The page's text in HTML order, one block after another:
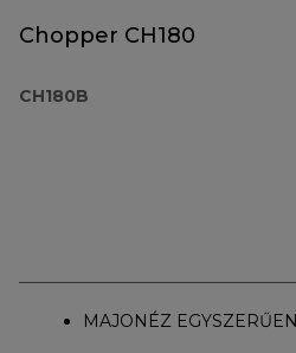
Chopper CH180
CH180B
MAJONÉZ EGYSZERŰEN